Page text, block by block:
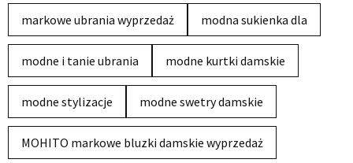
markowe ubrania wyprzedaż modna sukienka dla
modne i tanie ubrania modne kurtki damskie
modne stylizacje modne swetry damskie
MOHITO markowe bluzki damskie wyprzedaż